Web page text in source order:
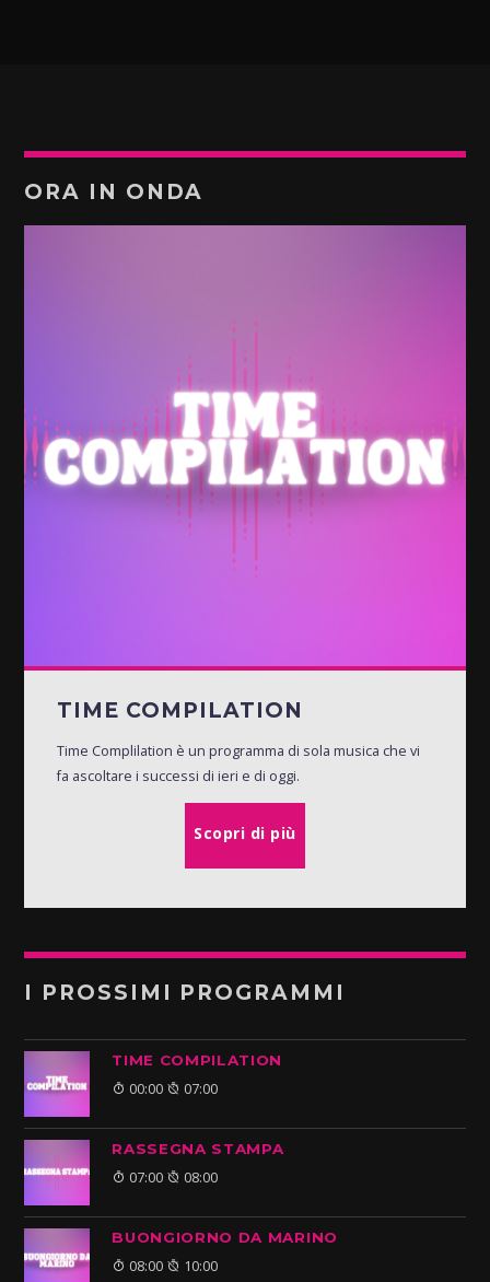
ORA IN ONDA
TIME COMPILATION
Time Complilation è un programma di sola musica che vi
fa ascoltare i successi di ieri e di oggi.
Scopri di più
I PROSSIMI PROGRAMMI
TIME COMPILATION
00:00 07:00
RASSEGNA STAMPA
07:00 08:00
BUONGIORNO DA MARINO
08:00 10:00